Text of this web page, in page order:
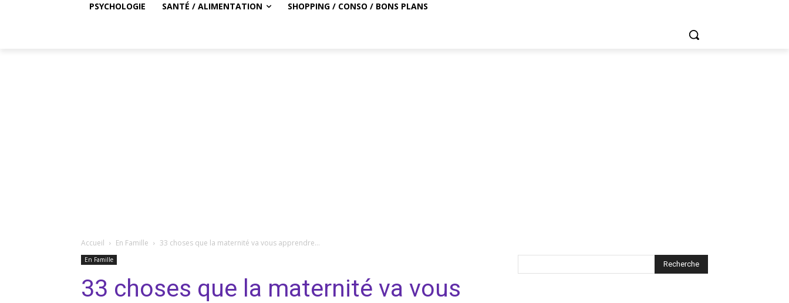
PSYCHOLOGIE SANTÉ / ALIMENTATION SHOPPING / CONSO / BONS PLANS
Accueil En Famille 33 choses que la maternité va vous apprendre…
En Famille
33 choses que la maternité va vous